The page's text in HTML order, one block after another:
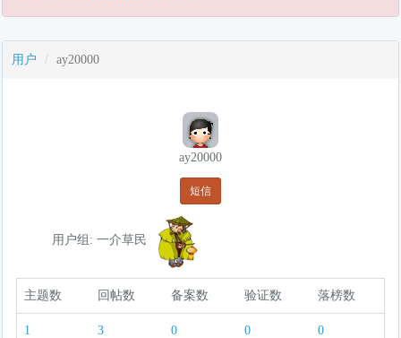
用户 ay20000
ay20000
短信
用户组: 一介草民
主题数 回帖数 备案数 验证数 落榜数
1 3 0 0 0